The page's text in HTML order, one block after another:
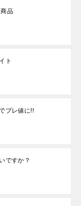
品
ト
プレ値に!!
ですか？